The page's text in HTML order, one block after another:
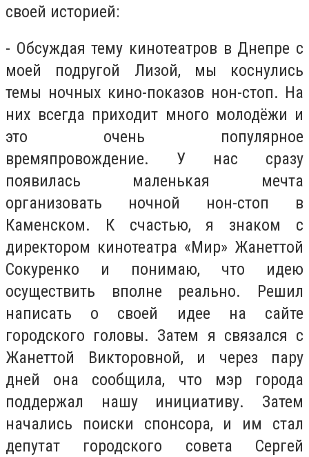
своей историей:
- Обсуждая тему кинотеатров в Днепре с
моей подругой Лизой, мы коснулись
темы ночных кино-показов нон-стоп. На
них всегда приходит много молодёжи и
это очень популярное
времяпровождение. У нас сразу
появилась маленькая мечта
организовать ночной нон-стоп в
Каменском. К счастью, я знаком с
директором кинотеатра «Мир» Жанеттой
Сокуренко и понимаю, что идею
осуществить вполне реально. Решил
написать о своей идее на сайте
городского головы. Затем я связался с
Жанеттой Викторовной, и через пару
дней она сообщила, что мэр города
поддержал нашу инициативу. Затем
начались поиски спонсора, и им стал
депутат городского совета Сергей